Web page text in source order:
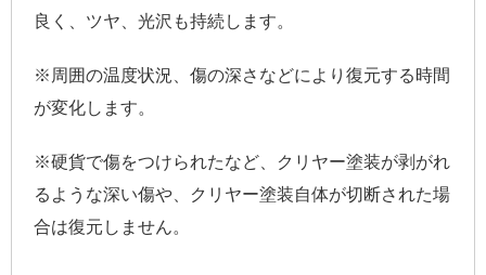
良く、ツヤ、光沢も持続します。
※周囲の温度状況、傷の深さなどにより復元する時間
が変化します。
※硬貨で傷をつけられたなど、クリヤー塗装が剥がれ
るような深い傷や、クリヤー塗装自体が切断された場
合は復元しません。